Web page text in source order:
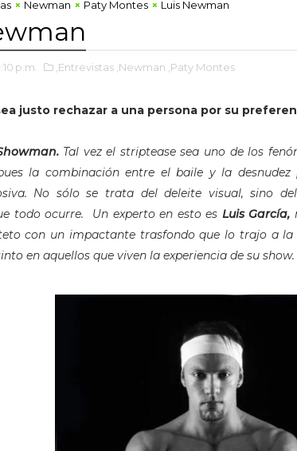
Newman Paty Montes Luis Newman
p.m. ,Entrevistas ,Newman ,Paty Montes
justo rechazar a una persona por su
Tal vez el striptease sea uno de los
la combinación entre el baile y la
No sólo se trata del deleite visual, sino
todo ocurre. Un experto en esto es Luis García,
con un impactante trasfondo que lo trajo a
en aquellos que viven la experiencia de su show.